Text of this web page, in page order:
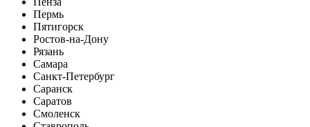
Пермь
Пятигорск
Ростов-на-Дону
Рязань
Самара
Санкт-Петербург
Саранск
Саратов
Смоленск